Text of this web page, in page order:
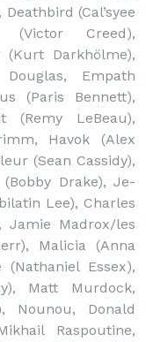
(Cal’syee
(Victor Creed),
(Kurt Darkhölme),
Empath
(Paris Bennett),
(Remy LeBeau),
Havok (Alex
(Sean Cassidy),
Drake), Je-
Lee), Charles
Jamie Madrox/les
Malicia (Anna
Essex),
Matt Murdock,
Nounou, Donald
Raspoutine,